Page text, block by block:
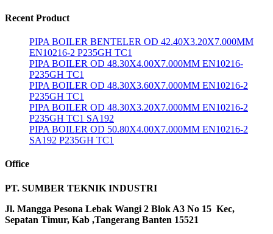
Recent Product
PIPA BOILER BENTELER OD 42.40X3.20X7.000MM
EN10216-2 P235GH TC1
PIPA BOILER OD 48.30X4.00X7.000MM EN10216-
P235GH TC1
PIPA BOILER OD 48.30X3.60X7.000MM EN10216-2
P235GH TC1
PIPA BOILER OD 48.30X3.20X7.000MM EN10216-2
P235GH TC1 SA192
PIPA BOILER OD 50.80X4.00X7.000MM EN10216-2
SA192 P235GH TC1
Office
PT. SUMBER TEKNIK INDUSTRI
Jl. Mangga Pesona Lebak Wangi 2 Blok A3 No 15 Kec,
Sepatan Timur, Kab ,Tangerang Banten 15521